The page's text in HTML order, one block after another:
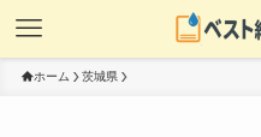
ホーム 茨城県